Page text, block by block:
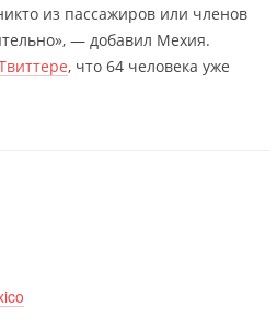
из пассажиров или членов
— добавил Мехия.
, что 64 человека уже